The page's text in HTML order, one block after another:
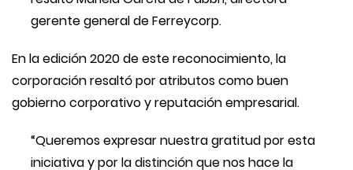
gerente general de Ferreycorp.
En la edición 2020 de este reconocimiento, la
corporación resaltó por atributos como buen
gobierno corporativo y reputación empresarial.
“Queremos expresar nuestra gratitud por esta
iniciativa y por la distinción que nos hace la